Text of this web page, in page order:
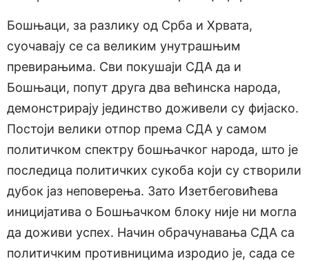
Бошњаци, за разлику од Срба и Хрвата,
суочавају се са великим унутрашњим
превирањима. Сви покушаји СДА да и
Бошњаци, попут друга два већинска народа,
демонстрирају јединство доживели су фијаско.
Постоји велики отпор према СДА у самом
политичком спектру бошњачког народа, што је
последица политичких сукоба који су створили
дубок јаз неповерења. Зато Изетбеговићева
иницијатива о Бошњачком блоку није ни могла
да доживи успех. Начин обрачунавања СДА са
политичким противницима изродио је, сада се